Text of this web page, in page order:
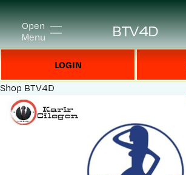
Open
Menu
BTV4D
LOGIN
Shop BTV4D